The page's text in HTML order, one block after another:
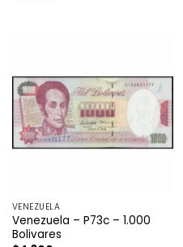
VENEZUELA
Venezuela – P73c – 1.000
Bolivares